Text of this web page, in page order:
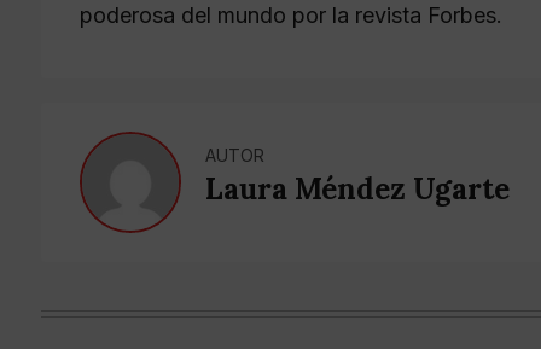
poderosa del mundo por la revista Forbes.
AUTOR
Laura Méndez Ugarte